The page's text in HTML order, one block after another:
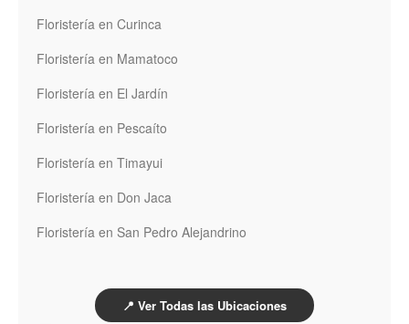
Floristería en Curinca
Floristería en Mamatoco
Floristería en El Jardín
Floristería en Pescaíto
Floristería en Timayui
Floristería en Don Jaca
Floristería en San Pedro Alejandrino
📍 Ver Todas las Ubicaciones